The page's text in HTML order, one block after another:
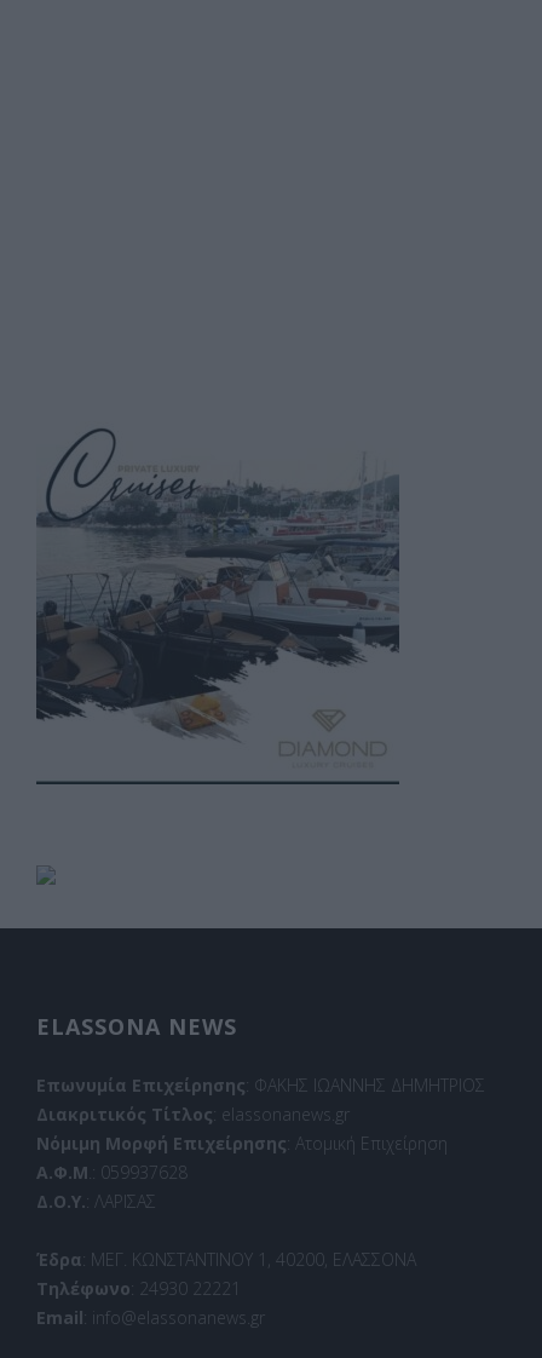
ELASSONA NEWS
Επωνυμία Επιχείρησης: ΦΑΚΗΣ ΙΩΑΝΝΗΣ ΔΗΜΗΤΡΙΟΣ
Διακριτικός Τίτλος: elassonanews.gr
Νόμιμη Μορφή Επιχείρησης: Ατομική Επιχείρηση
Α.Φ.Μ .: 059937628
Δ.Ο.Υ.: ΛΑΡΙΣΑΣ
Έδρα: ΜΕΓ. ΚΩΝΣΤΑΝΤΙΝΟΥ 1, 40200, ΕΛΑΣΣΟΝΑ
Τηλέφωνο: 24930 22221
Email: info@elassonanews.gr